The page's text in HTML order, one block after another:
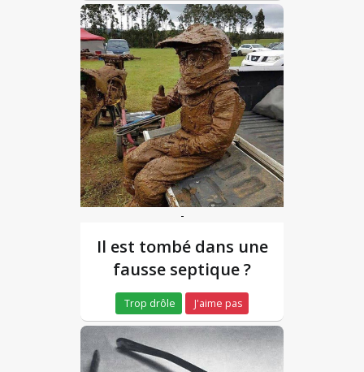
-
Il est tombé dans une
fausse septique ?
Trop drôle J'aime pas